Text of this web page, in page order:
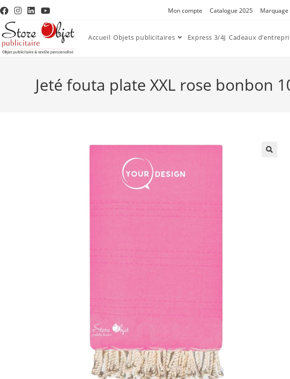
Mon compte Catalogue 2025 Marquage
Accueil Objets publicitaires Express 3/4J Cadeaux
Jeté fouta plate XXL rose bonbon